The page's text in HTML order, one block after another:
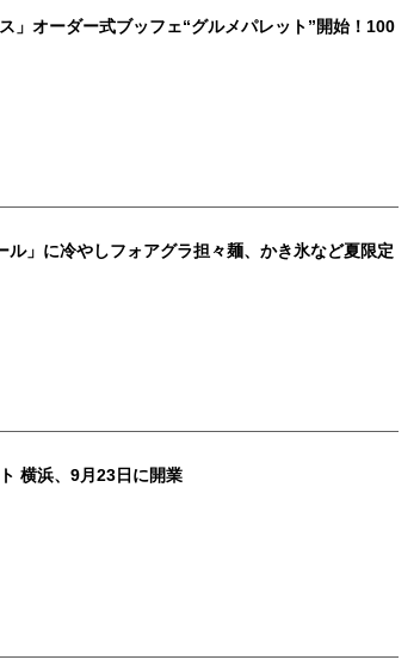
」オーダー式ブッフェ“グルメパレット”開始！100
ル」に冷やしフォアグラ担々麺、かき氷など夏限定
横浜、9月23日に開業